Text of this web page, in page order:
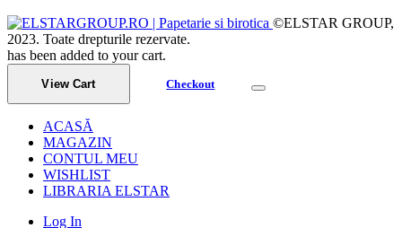
©ELSTAR GROUP,
2023. Toate drepturile rezervate.
has been added to your cart.
View Cart Checkout
ACASĂ
MAGAZIN
CONTUL MEU
WISHLIST
LIBRARIA ELSTAR
Log In